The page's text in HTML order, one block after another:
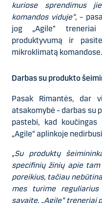
kuriose sprendimus
komandos viduje“, –
jog „Agile“
produktyvumą ir
mikroklimatą komandose.
Darbas su produkto
Pasak Rimantės, dar
atsakomybė – darbas su
pastebi, kad
„Agile“ aplinkoje
„Su produktų
specifinių žinių apie
poreikius, tačiau
mes turime
savaitę. „Agile“ treneriai